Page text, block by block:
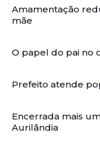
Amamentação
mãe
O papel do pai no
Prefeito atende
Encerrada mais
Aurilândia